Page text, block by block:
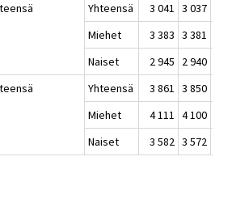
Yhteensä 3 041 3 037
Miehet
3 383 3 381
Naiset
2 945 2 940
Yhteensä 3 861 3 850
Miehet
4 111 4 100
Naiset
3 582 3 572